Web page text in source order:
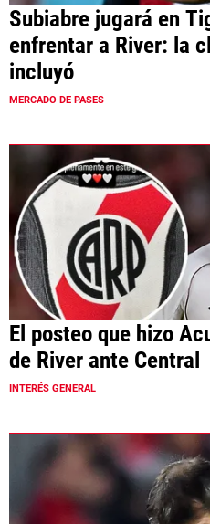
Subiabre jugará en
enfrentar a River: la
incluyó
MERCADO DE PASES
El posteo que hizo
de River ante Central
INTERÉS GENERAL